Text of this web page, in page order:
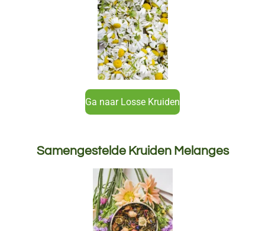
Ga naar Losse Kruiden
Samengestelde Kruiden Melanges